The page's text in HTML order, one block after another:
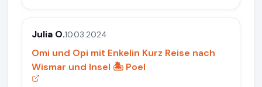
Julia O.10.03.2024
Omi und Opi mit Enkelin Kurz Reise nach
Wismar und Insel 🏝️ Poel